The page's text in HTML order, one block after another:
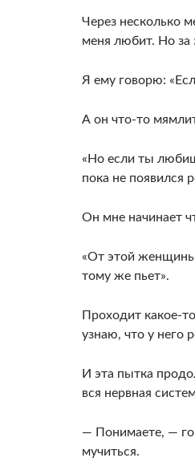
Через несколько
меня любит. Но за
Я ему говорю:
А он что-то
«Но если ты
пока не появился
Он мне начинает
«От этой
тому же пьет».
Проходит какое-
узнаю, что у него
И эта пытка
вся нервная
— Понимаете, —
му­читься.